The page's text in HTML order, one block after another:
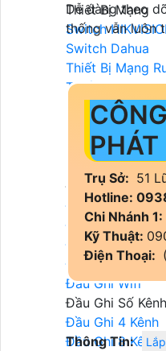
Thiết Bị Mạng
Switch
Switch Dahua
Thiết Bị Mạng
Thiết Bị Mạng
Đầu Ghi Camera
Đầu Ghi Dahua
Đầu Ghi Hikvision
Đầu Ghi
Đầu Ghi Vantech
Đầu Ghi Wifi
Đầu Ghi Số Kênh
Đầu Ghi 4 Kênh
Đầu Ghi 8 Kênh
Dễ dàng theo
thống vẫn luôn
PHÁT
Trụ Sở: 51
Hotline:
Chi Nhánh 1:
Kỹ Thuật:
Điện Thoại:
Thông Tin: